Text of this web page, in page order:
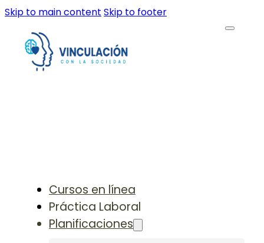
Skip to main content Skip to footer
Cursos en línea
Práctica Laboral
Planificaciones